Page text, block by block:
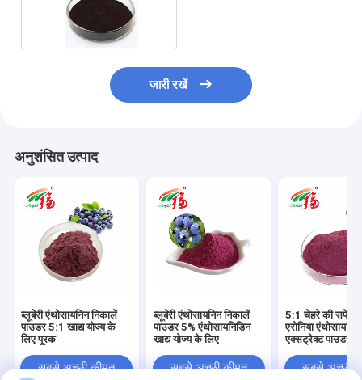
जारी रखें
अनुशंसित उत्पाद
ब्लूबेरी एंथोसायनिन निकालें
पाउडर 5:1 खाद्य योज्य के
लिए पूरक
सबसे अच्छी कीमत
ब्लूबेरी एंथोसायनिन निकालें
पाउडर 5% एंथोसायनिडिन
खाद्य योज्य के लिए
सबसे अच्छी कीमत
5:1 चेहरे की सफेदी
एरोनिया एंथोसायनिन
एक्सट्रेक्ट पाउडर
सबसे अच्छी